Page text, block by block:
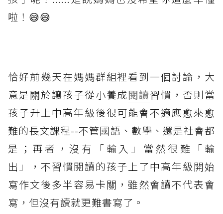
啦！😅😅
恰好前幾天在媽媽群組裡看到一個討論，大
意是關於讓孩子從小養成閱讀習慣，否則當
孩子升上中高年級後很可能會不適應愈來愈
難的長文課程--不管國語、數學、還是社會都
是；再者，沒有「輸入」當然很難「輸
出」，不習慣閱讀的孩子上了中高年級開始
寫作文後多半容易卡關，雖然會讀不代表會
寫，但沒有讀就更難書寫了。